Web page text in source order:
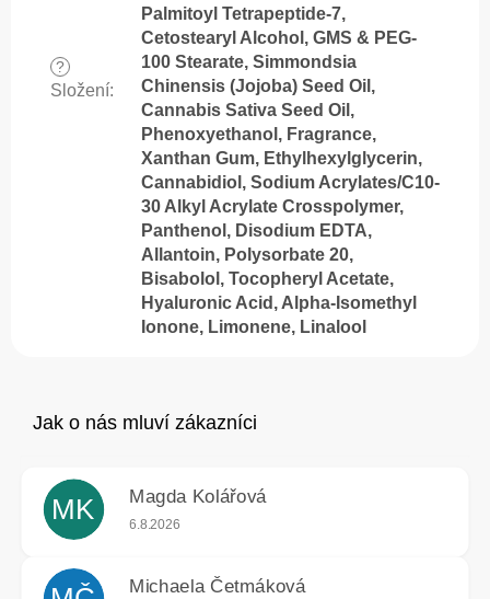
?
Složení:
Palmitoyl Tetrapeptide-7,
Cetostearyl Alcohol, GMS & PEG-
100 Stearate, Simmondsia
Chinensis (Jojoba) Seed Oil,
Cannabis Sativa Seed Oil,
Phenoxyethanol, Fragrance,
Xanthan Gum, Ethylhexylglycerin,
Cannabidiol, Sodium Acrylates/C10-
30 Alkyl Acrylate Crosspolymer,
Panthenol, Disodium EDTA,
Allantoin, Polysorbate 20,
Bisabolol, Tocopheryl Acetate,
Hyaluronic Acid, Alpha-Isomethyl
Ionone, Limonene, Linalool
MK Magda Kolářová
Hodnocení obchodu je 5 z 5 hvězdiček.
6.8.2026
Michaela Četmáková